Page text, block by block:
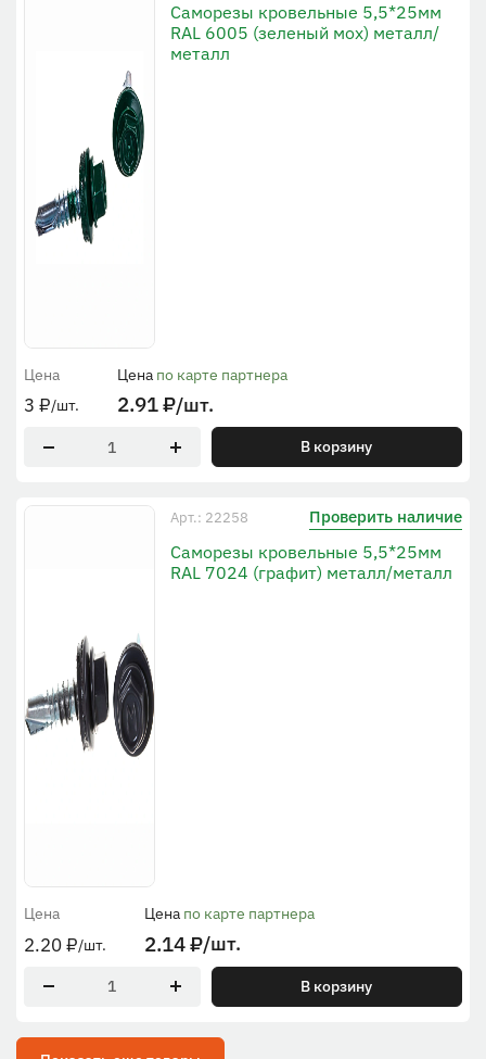
Саморезы кровельные 5,5*25мм
RAL 6005 (зеленый мох) металл/
металл
Цена
3 ₽/шт.
Цена по карте партнера
2.91₽/шт.
В корзину
Арт.: 22258 Проверить наличие
Саморезы кровельные 5,5*25мм
RAL 7024 (графит) металл/металл
Цена
2.20₽/шт.
Цена по карте партнера
2.14₽/шт.
В корзину